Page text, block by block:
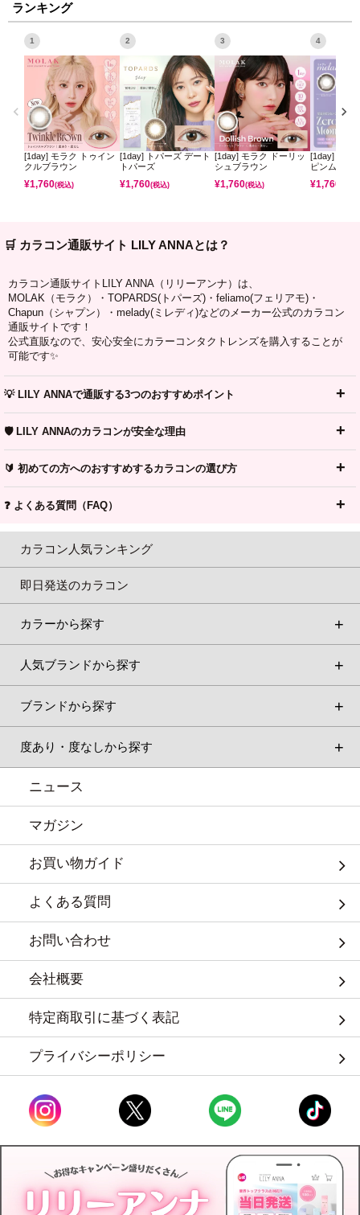
ランキング
1
[1day] モラク トゥイン
クルブラウン
¥1,760(税込)
2
[1day] トパーズ デート
トパーズ
¥1,760(税込)
3
[1day] モラク ドーリッ
シュブラウン
¥1,760(税込)
4
[1day] ミレ
ピンムーン
¥1,760
🛒 カラコン通販サイト LILY ANNAとは？
カラコン通販サイトLILY ANNA（リリーアンナ）は、
MOLAK（モラク）・TOPARDS(トパーズ)・feliamo(フェリアモ)・
Chapun（シャプン）・melady(ミレディ)などのメーカー公式のカラコン
通販サイトです！
公式直販なので、安心安全にカラーコンタクトレンズを購入することが
可能です✨
💡 LILY ANNAで通販する3つのおすすめポイント
🛡️ LILY ANNAのカラコンが安全な理由
🔰 初めての方へのおすすめするカラコンの選び方
❓ よくある質問（FAQ）
カラコン人気ランキング
即日発送のカラコン
カラーから探す
人気ブランドから探す
ブランドから探す
度あり・度なしから探す
ニュース
マガジン
お買い物ガイド
よくある質問
お問い合わせ
会社概要
特定商取引に基づく表記
プライバシーポリシー